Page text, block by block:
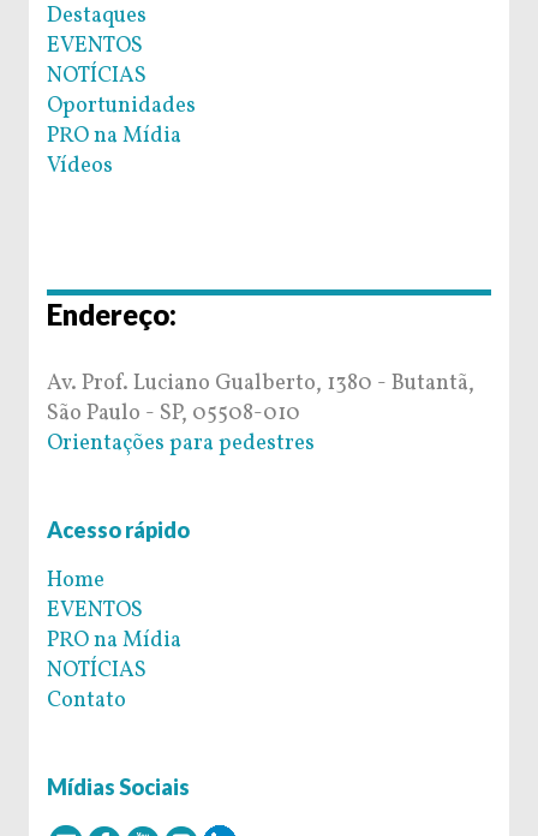
Destaques
EVENTOS
NOTÍCIAS
Oportunidades
PRO na Mídia
Vídeos
Endereço:
Av. Prof. Luciano Gualberto, 1380 - Butantã,
São Paulo - SP, 05508-010
Orientações para pedestres
Acesso rápido
Home
EVENTOS
PRO na Mídia
NOTÍCIAS
Contato
Mídias Sociais